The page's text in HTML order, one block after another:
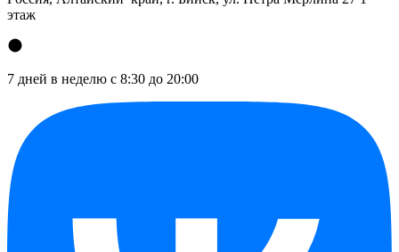
этаж
7 дней в неделю с 8:30 до 20:00